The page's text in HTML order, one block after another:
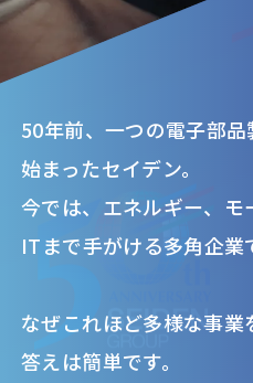
50年前、一つの電子部
始まったセイデン。
今では、エネルギー、モ
ITまで手がける多角企業
なぜこれほど多様な事
答えは簡単です。